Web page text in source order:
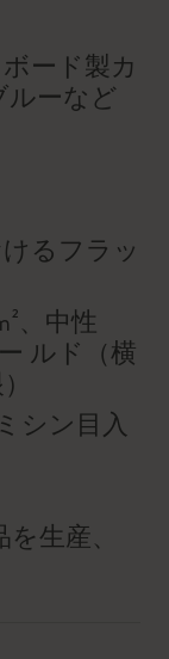
ード製カ
ルーなど
るフラッ
、中性
ルド（横
シン目入
生産、